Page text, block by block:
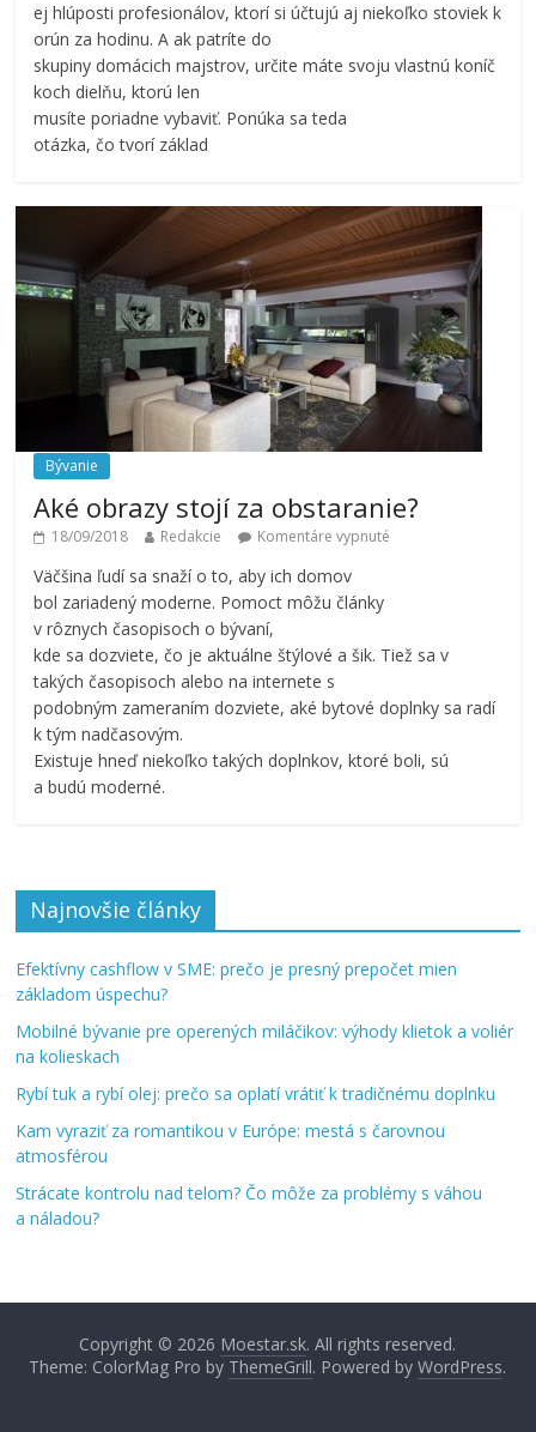
ej hlúposti profesionálov, ktorí si účtujú aj niekoľko stoviek k
orún za hodinu. A ak patríte do
skupiny domácich majstrov, určite máte svoju vlastnú koníč
koch dielňu, ktorú len
musíte poriadne vybaviť. Ponúka sa teda
otázka, čo tvorí základ
Bývanie
Aké obrazy stojí za obstaranie?
18/09/2018 Redakcie Komentáre vypnuté
Väčšina ľudí sa snaží o to, aby ich domov
bol zariadený moderne. Pomoct môžu články
v rôznych časopisoch o bývaní,
kde sa dozviete, čo je aktuálne štýlové a šik. Tiež sa v
takých časopisoch alebo na internete s
podobným zameraním dozviete, aké bytové doplnky sa radí
k tým nadčasovým.
Existuje hneď niekoľko takých doplnkov, ktoré boli, sú
a budú moderné.
Najnovšie články
Efektívny cashflow v SME: prečo je presný prepočet mien
základom úspechu?
Mobilné bývanie pre operených miláčikov: výhody klietok a voliér
na kolieskach
Rybí tuk a rybí olej: prečo sa oplatí vrátiť k tradičnému doplnku
Kam vyraziť za romantikou v Európe: mestá s čarovnou
atmosférou
Strácate kontrolu nad telom? Čo môže za problémy s váhou
a náladou?
Copyright © 2026 Moestar.sk. All rights reserved.
Theme: ColorMag Pro by ThemeGrill. Powered byWordPress.